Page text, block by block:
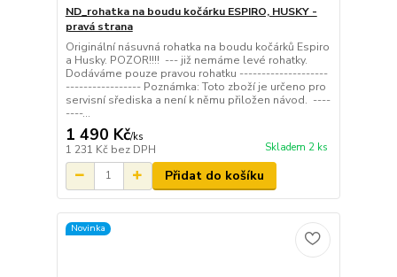
ND_rohatka na boudu kočárku ESPIRO, HUSKY -
pravá strana
Originální násuvná rohatka na boudu kočárků Espiro
a Husky. POZOR!!!! --- již nemáme levé rohatky.
Dodáváme pouze pravou rohatku --------------------
----------------- Poznámka: Toto zboží je určeno pro
servisní sřediska a není k němu přiložen návod. ----
----...
1 490 Kč/ks
1 231 Kč bez DPH Skladem 2 ks
Přidat do košíku
Novinka